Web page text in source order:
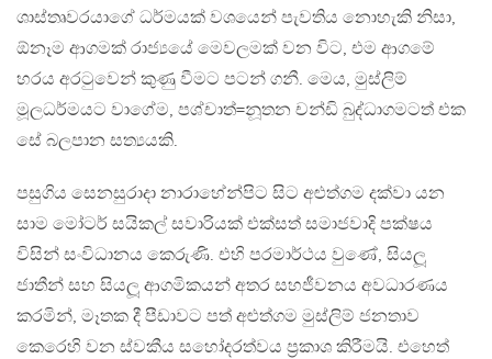
ශාස්තෘවරයාගේ ධර්මයක් වශයෙන් පැවතිය නොහැකි නිසා,
ඕනෑම ආගමක් රාජ්‍යයේ මෙවලමක් වන විට, එම ආගමේ
හරය අරටුවෙන් කුණු වීමට පටන් ගනී. මෙය, මුස්ලිම්
මූලධර්මයට වාගේම, පශ්චාත්=නූතන චන්ඩි බුද්ධාගමටත් එක
සේ බලපාන සත්‍යයකි.
පසුගිය සෙනසුරාදා නාරාහේන්පිට සිට අළුත්ගම දක්වා යන
සාම මෝටර් සයිකල් සවාරියක් එක්සත් සමාජවාදි පක්ෂය
විසින් සංවිධානය කෙරුණි. එහි පරමාර්ථය වුණේ, සියලූ
ජාතීන් සහ සියලූ ආගමිකයන් අතර සහජීවනය අවධාරණය
කරමින්, මෑතක දී පීඩාවට පත් අළුත්ගම මුස්ලිම් ජනතාව
කෙරෙහි වන ස්වකීය සහෝදරත්වය ප‍්‍රකාශ කිරීමයි. එහෙත්